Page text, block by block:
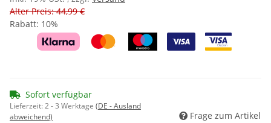
Alter Preis: 44,99 €
Rabatt: 10%
Sofort verfügbar
Lieferzeit:2 - 3 Werktage (DE - Ausland
abweichend)
Frage zum Artikel